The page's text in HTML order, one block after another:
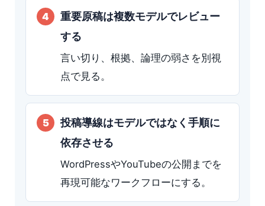
重要原稿は複数モデルでレビュー
する
言い切り、根拠、論理の弱さを別視
点で見る。
投稿導線はモデルではなく手順に
依存させる
WordPressやYouTubeの公開までを
再現可能なワークフローにする。